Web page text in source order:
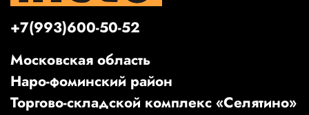
+7(993)600-50-52
Московская область
Наро-фоминский район
Торгово-складской комплекс «Селятино»